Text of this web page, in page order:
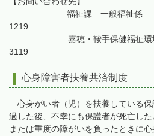
福祉課 一般福祉
1219
嘉穂・鞍手保健福祉環境
3119
心身障害者扶養共済制度
心身がい者（児）を扶養している
過した後、不幸にも保護者が死亡した
または重度の障がいを負ったときに